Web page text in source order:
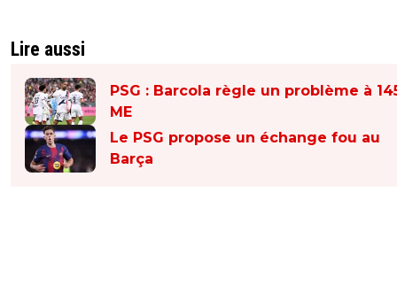
Lire aussi
PSG : Barcola règle un problème à
ME
Le PSG propose un échange fou au
Barça